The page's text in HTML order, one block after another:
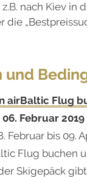
nach Kiev in
und
airBaltic Flug
06. Februar 2019
Februar bis 09.
Flug buchen
Skigepäck